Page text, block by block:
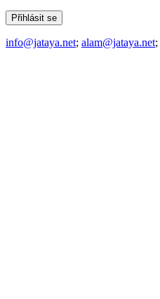
info@jataya.net; alam@jataya.net;